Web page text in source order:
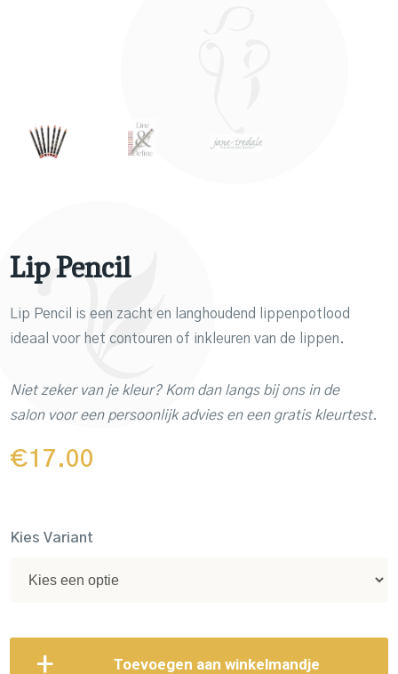
Lip Pencil
Lip Pencil is een zacht en langhoudend lippenpotlood
ideaal voor het contouren of inkleuren van de lippen.
Niet zeker van je kleur? Kom dan langs bij ons in de
salon voor een persoonlijk advies en een gratis kleurtest.
€17.00
Kies Variant
Toevoegen aan winkelmandje